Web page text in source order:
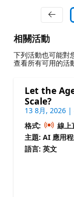
相關活動
下列活動也可能對
查看所有可用的活
Let the
Scale?
13 8月, 2026 |
格式:
線上
主題: AI 應用
語言: 英文